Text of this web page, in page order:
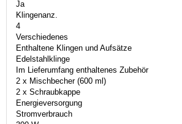
Ja
Klingenanz.
4
Verschiedenes
Enthaltene Klingen und Aufsätze
Edelstahlklinge
Im Lieferumfang enthaltenes Zubehör
2 x Mischbecher (600 ml)
2 x Schraubkappe
Energieversorgung
Stromverbrauch